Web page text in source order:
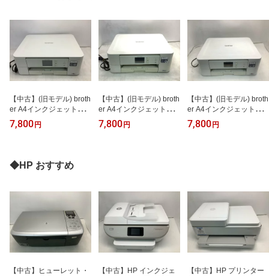
【中古】(旧モデル) broth
er A4インクジェット複
合機 DCP-J572N (12ip
m/両面印刷/無線LAN/手
7,800 円
【中古】(旧モデル) broth
er A4インクジェット複
合機 DCP-J572N (12ip
m/両面印刷/無線LAN/手
7,800 円
【中古】(旧モデル) broth
er A4インクジェット複
合機 DCP-J572N (12ip
m/両面印刷/無線LAN/手
7,800 円
◆HP おすすめ
【中古】ヒューレット・
【中古】HP インクジェ
【中古】HP プリンター